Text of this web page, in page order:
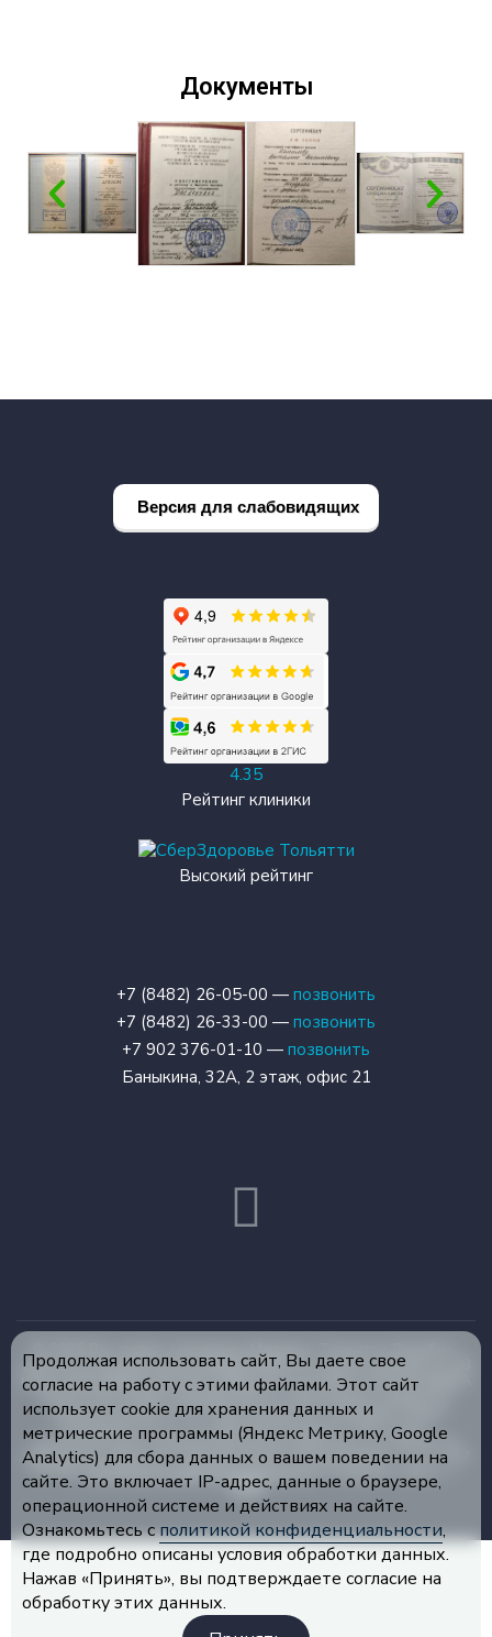
Документы
Версия для слабовидящих
4.35
Рейтинг клиники
Высокий рейтинг
+7 (8482) 26-05-00 — позвонить
+7 (8482) 26-33-00 — позвонить
+7 902 376-01-10 — позвонить
Баныкина, 32А, 2 этаж, офис 21
© 2026 Все права защищены Медикон Тольятти Лечебно-
диагностический центр ЛИЦЕНЗИЯ ЛО-163-01-003291 от 28
июля 2015 ИМЕЮТСЯ ПРОТИВОПОКАЗАНИЯ, НЕОБХОДИМА
КОНСУЛЬТАЦИЯ СПЕЦИАЛИСТА Уважаемые пациенты!
Администрация ООО ЛДЦ «Медикон», обращает Ваше
внимание на то, что данный интернет-сайт носит
исключительно информационный характер и не является
публичной офертой, определяемой положениями ч. 2 ст. 437
ГК РФ.Политика конфиденциальности Создание сайта —
ADN
Продолжая использовать сайт, Вы даете свое
согласие на работу с этими файлами. Этот сайт
использует cookie для хранения данных и
метрические программы (Яндекс Метрику, Google
Analytics) для сбора данных о вашем поведении на
сайте. Это включает IP-адрес, данные о браузере,
операционной системе и действиях на сайте.
Ознакомьтесь сполитикой конфиденциальности,
где подробно описаны условия обработки данных.
Нажав «Принять», вы подтверждаете согласие на
обработку этих данных.